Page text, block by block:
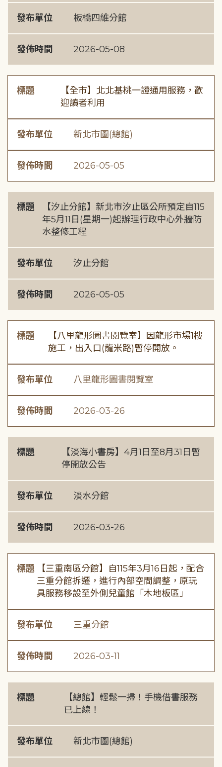
發布單位 板橋四維分館
發佈時間 2026-05-08
標題
【全市】北北基桃一證通用服務，歡
迎讀者利用
發布單位 新北市圖(總館)
發佈時間 2026-05-05
標題
【汐止分館】新北市汐止區公所預定自115
年5月11日(星期一)起辦理行政中心外牆防
水整修工程
發布單位 汐止分館
發佈時間 2026-05-05
標題
【八里龍形圖書閱覽室】因龍形市場1樓
施工，出入口(龍米路)暫停開放。
發布單位 八里龍形圖書閱覽室
發佈時間 2026-03-26
標題
【淡海小書房】4月1日至8月31日暫
停開放公告
發布單位 淡水分館
發佈時間 2026-03-26
標題
【三重南區分館】自115年3月16日起，配合
三重分館拆遷，進行內部空間調整，原玩
具服務移設至外側兒童館「木地板區」
發布單位 三重分館
發佈時間 2026-03-11
標題
【總館】輕鬆一掃！手機借書服務
已上線！
發布單位 新北市圖(總館)